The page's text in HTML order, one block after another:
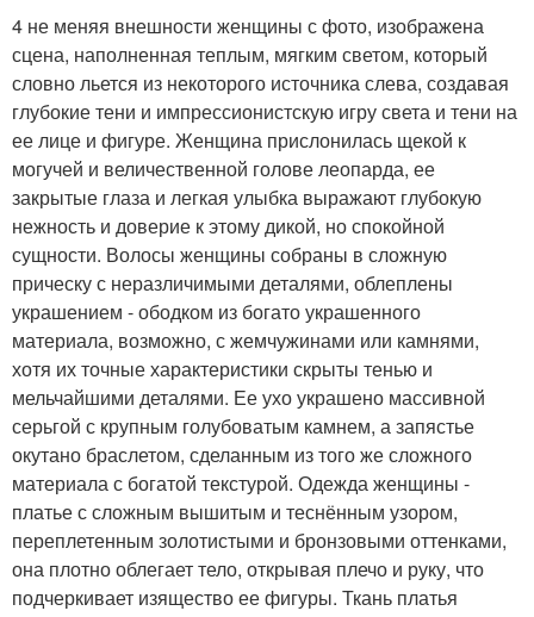
4 не меняя внешности женщины с фото, изображена
сцена, наполненная теплым, мягким светом, который
словно льется из некоторого источника слева, создавая
глубокие тени и импрессионистскую игру света и тени на
ее лице и фигуре. Женщина прислонилась щекой к
могучей и величественной голове леопарда, ее
закрытые глаза и легкая улыбка выражают глубокую
нежность и доверие к этому дикой, но спокойной
сущности. Волосы женщины собраны в сложную
прическу с неразличимыми деталями, облеплены
украшением - ободком из богато украшенного
материала, возможно, с жемчужинами или камнями,
хотя их точные характеристики скрыты тенью и
мельчайшими деталями. Ее ухо украшено массивной
серьгой с крупным голубоватым камнем, а запястье
окутано браслетом, сделанным из того же сложного
материала с богатой текстурой. Одежда женщины -
платье с сложным вышитым и теснённым узором,
переплетенным золотистыми и бронзовыми оттенками,
она плотно облегает тело, открывая плечо и руку, что
подчеркивает изящество ее фигуры. Ткань платья